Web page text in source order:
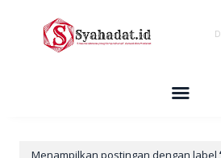
Menampilkan postingan dengan label